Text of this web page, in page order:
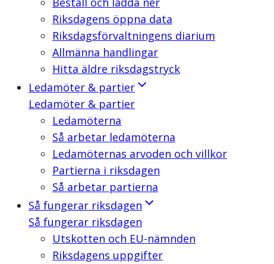
Riksdagens öppna data
Riksdagsförvaltningens diarium
Allmänna handlingar
Hitta äldre riksdagstryck
Ledamöter & partier
Ledamöter & partier
Ledamöterna
Så arbetar ledamöterna
Ledamöternas arvoden och villkor
Partierna i riksdagen
Så arbetar partierna
Så fungerar riksdagen
Så fungerar riksdagen
Utskotten och EU-nämnden
Riksdagens uppgifter